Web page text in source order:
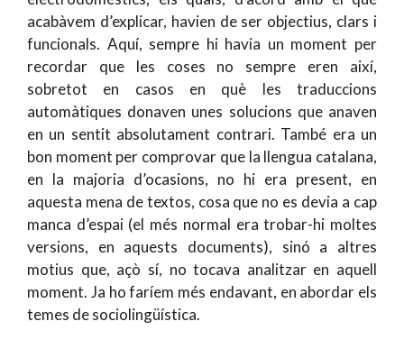
acabàvem d’explicar, havien de ser objectius, clars i
funcionals. Aquí, sempre hi havia un moment per
recordar que les coses no sempre eren així,
sobretot en casos en què les traduccions
automàtiques donaven unes solucions que anaven
en un sentit absolutament contrari. També era un
bon moment per comprovar que la llengua catalana,
en la majoria d’ocasions, no hi era present, en
aquesta mena de textos, cosa que no es devia a cap
manca d’espai (el més normal era trobar-hi moltes
versions, en aquests documents), sinó a altres
motius que, açò sí, no tocava analitzar en aquell
moment. Ja ho faríem més endavant, en abordar els
temes de sociolingüística.